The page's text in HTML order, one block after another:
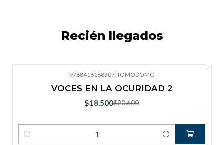
Recién llegados
9788416188307|TOMODOMO
VOCES EN LA OCURIDAD 2
$18.500$20.600
Cantidad